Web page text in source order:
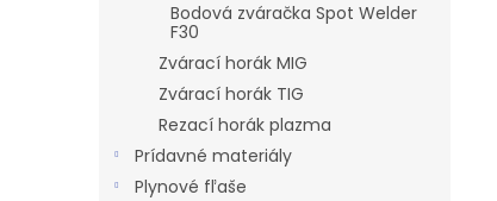
Bodová zváračka Spot Welder
F30
Zvárací horák MIG
Zvárací horák TIG
Rezací horák plazma
Prídavné materiály
Plynové fľaše